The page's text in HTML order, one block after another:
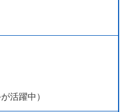
目・入籍予定のパートナ
2年目・入社後に結婚。
活躍中）